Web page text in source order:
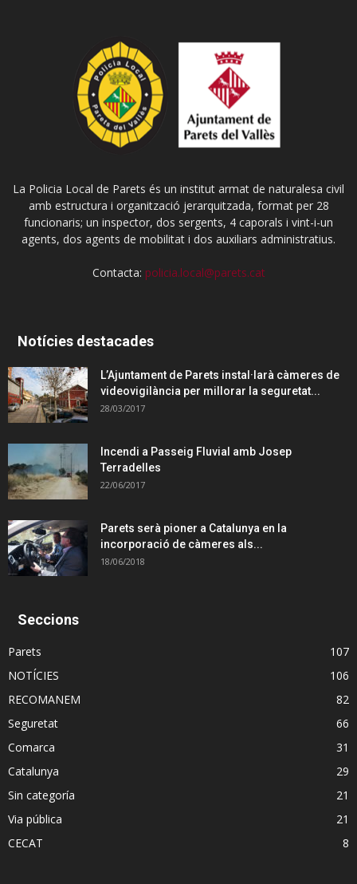
La Policia Local de Parets és un institut armat de naturalesa civil
amb estructura i organització jerarquitzada, format per 28
funcionaris; un inspector, dos sergents, 4 caporals i vint-i-un
agents, dos agents de mobilitat i dos auxiliars administratius.
Contacta: policia.local@parets.cat
Notícies destacades
L’Ajuntament de Parets instal·larà càmeres de
videovigilància per millorar la seguretat...
28/03/2017
Incendi a Passeig Fluvial amb Josep
Terradelles
22/06/2017
Parets serà pioner a Catalunya en la
incorporació de càmeres als...
18/06/2018
Seccions
Parets
107
NOTÍCIES
106
RECOMANEM
82
Seguretat
66
Comarca
31
Catalunya
29
Sin categoría
21
Via pública
21
CECAT
8